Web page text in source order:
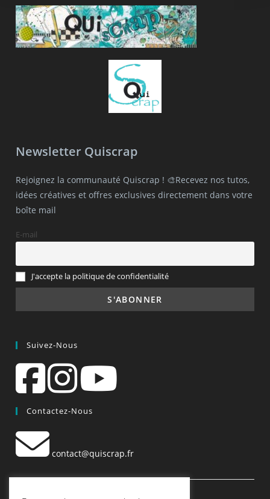
Newsletter Quiscrap
Rejoignez la communauté Quiscrap ! 🎨Recevez nos tutos,
idées créatives et offres exclusives directement dans votre
boîte mail
E-mail
J'accepte la politique de confidentialité
Suivez-Nous
Contactez-Nous
contact@quiscrap.fr